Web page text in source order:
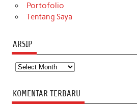
Portofolio
Tentang Saya
ARSIP
Arsip
KOMENTAR TERBARU